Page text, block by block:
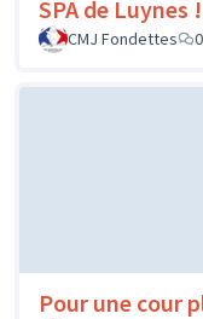
SPA de Luynes !
CMJ Fondettes 0
Pour une cour